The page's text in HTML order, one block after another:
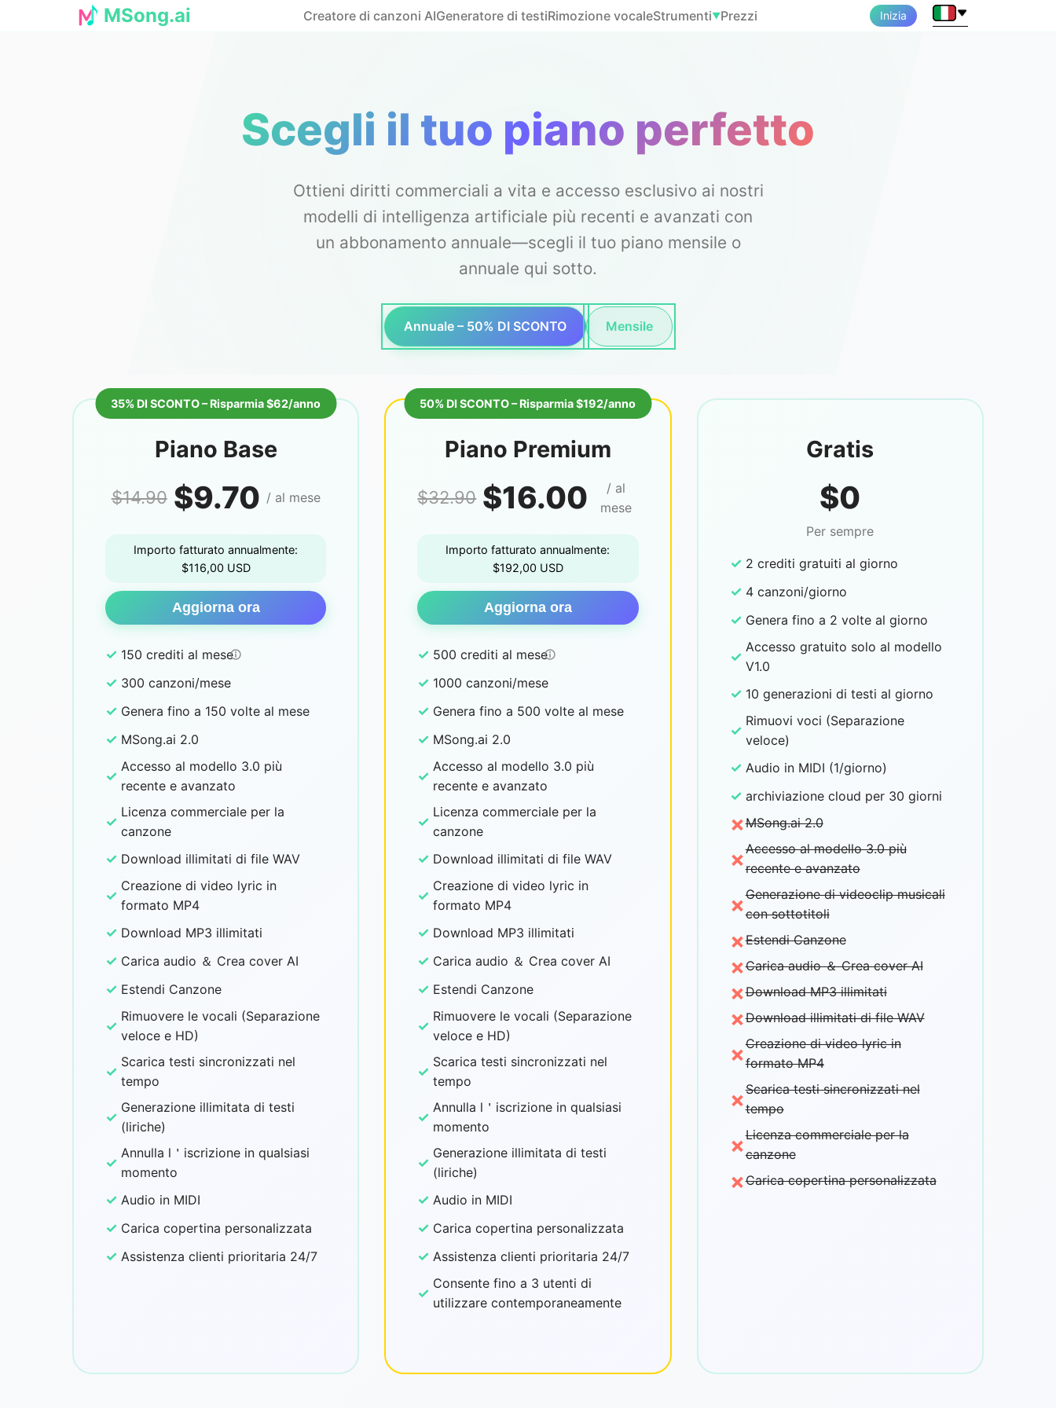
MSong.ai Creatore di canzoni AIGeneratore di testiRimozione vocaleStrumenti▼Prezzi Inizia
Scegli il tuo piano perfetto
Ottieni diritti commerciali a vita e accesso esclusivo ai nostri
modelli di intelligenza artificiale più recenti e avanzati con
un abbonamento annuale—scegli il tuo piano mensile o
annuale qui sotto.
Annuale – 50% DI SCONTO Mensile
35% DI SCONTO – Risparmia $62/anno
Piano Base
$14.90 $9.70 / al mese
Importo fatturato annualmente:
$116,00 USD
Aggiorna ora
✓ 150 crediti al mese
✓ 300 canzoni/mese
✓ Genera fino a 150 volte al mese
✓ MSong.ai 2.0
✓
Accesso al modello 3.0 più
recente e avanzato
✓
Licenza commerciale per la
canzone
✓ Download illimitati di file WAV
✓
Creazione di video lyric in
formato MP4
✓ Download MP3 illimitati
✓ Carica audio ＆ Crea cover AI
✓ Estendi Canzone
✓
Rimuovere le vocali (Separazione
veloce e HD)
✓
Scarica testi sincronizzati nel
tempo
✓
Generazione illimitata di testi
(liriche)
✓
Annulla l＇iscrizione in qualsiasi
momento
✓ Audio in MIDI
✓ Carica copertina personalizzata
✓ Assistenza clienti prioritaria 24/7
50% DI SCONTO – Risparmia $192/anno
Piano Premium
$32.90 $16.00
/ al
mese
Importo fatturato annualmente:
$192,00 USD
Aggiorna ora
✓ 500 crediti al mese
✓ 1000 canzoni/mese
✓ Genera fino a 500 volte al mese
✓ MSong.ai 2.0
✓
Accesso al modello 3.0 più
recente e avanzato
✓
Licenza commerciale per la
canzone
✓ Download illimitati di file WAV
✓
Creazione di video lyric in
formato MP4
✓ Download MP3 illimitati
✓ Carica audio ＆ Crea cover AI
✓ Estendi Canzone
✓
Rimuovere le vocali (Separazione
veloce e HD)
✓
Scarica testi sincronizzati nel
tempo
✓
Annulla l＇iscrizione in qualsiasi
momento
✓
Generazione illimitata di testi
(liriche)
✓ Audio in MIDI
✓ Carica copertina personalizzata
✓ Assistenza clienti prioritaria 24/7
✓
Consente fino a 3 utenti di
utilizzare contemporaneamente
Gratis
$0
Per sempre
✓ 2 crediti gratuiti al giorno
✓ 4 canzoni/giorno
✓ Genera fino a 2 volte al giorno
✓
Accesso gratuito solo al modello
V1.0
✓ 10 generazioni di testi al giorno
✓
Rimuovi voci (Separazione
veloce)
✓ Audio in MIDI (1/giorno)
✓ archiviazione cloud per 30 giorni
×MSong.ai 2.0
×Accesso al modello 3.0 più
recente e avanzato
×Generazione di videoclip musicali
con sottotitoli
×Estendi Canzone
×Carica audio ＆ Crea cover AI
×Download MP3 illimitati
×Download illimitati di file WAV
×Creazione di video lyric in
formato MP4
×Scarica testi sincronizzati nel
tempo
×Licenza commerciale per la
canzone
×Carica copertina personalizzata